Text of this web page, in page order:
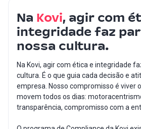
Na Kovi, agir com
integridade faz
nossa cultura.
Na Kovi, agir com ética e integridade
cultura. É o que guia cada decisão e
empresa. Nosso compromisso é viver
movem todos os dias:
transparência, compromisso com a